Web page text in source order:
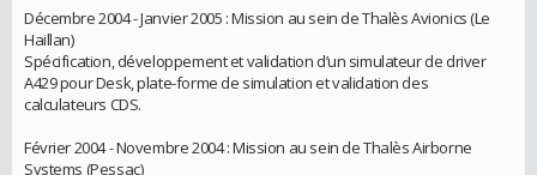
Décembre 2004 - Janvier 2005 : Mission au sein de Thalès Avionics (Le
Haillan)
Spécification, développement et validation d’un simulateur de driver
A429 pour Desk, plate-forme de simulation et validation des
calculateurs CDS.
Février 2004 - Novembre 2004 : Mission au sein de Thalès Airborne
Systems (Pessac)